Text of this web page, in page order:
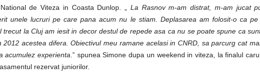
de Viteza in Coasta Dunlop. „ La Rasnov m-am distrat, m-am jucat
unele lucruri pe care pana acum nu le stiam. Deplasarea am folosit-o ca
trecut la Cluj am iesit in decor destul de repede asa ca nu se poate spune ca
2012 acestea difera. Obiectivul meu ramane acelasi in CNRD, sa parcurg cat
acumulez experienta .” spunea Simone dupa un weekend in viteza, la finalul
rezervat juniorilor.